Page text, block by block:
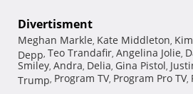
Divertisment
Meghan Markle, Kate Middleton,
Depp, Teo Trandafir, Angelina Jolie,
Smiley, Andra, Delia, Gina Pistol,
Trump, Program TV, Program Pro TV,